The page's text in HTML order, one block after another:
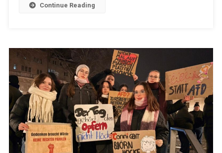
Continue Reading